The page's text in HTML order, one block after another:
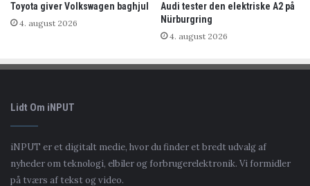
Toyota giver Volkswagen baghjul
4. august 2026
Audi tester den elektriske A2 på
Nürburgring
4. august 2026
Lidt Om iNPUT
iNPUT er et digitalt medie, hvor du finder et bredt udvalg af
nyheder om teknologi, elbiler og forbrugerelektronik. Vi formidler
på tværs af tekst og video.